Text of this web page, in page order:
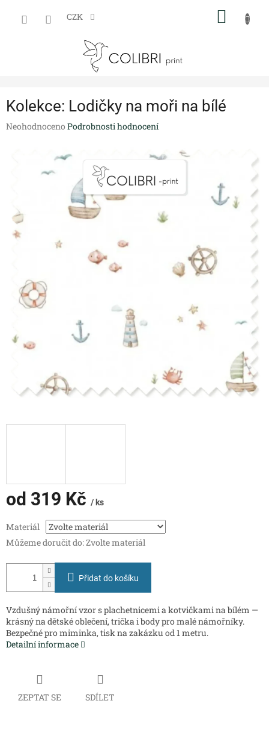
CZK
Kolekce: Lodičky na moři na bílé
Průměrné
Neohodnoceno Podrobnosti hodnocení
od 319 Kč / ks
cena:
Materiál
Můžeme doručit do:Zvolte materiál
Přidat do košíku
Vzdušný námořní vzor s plachetnicemi a kotvičkami na bílém —
krásný na dětské oblečení, trička i body pro malé námořníky.
Bezpečné pro miminka, tisk na zakázku od 1 metru.
Detailní informace
ZEPTAT SE SDÍLET